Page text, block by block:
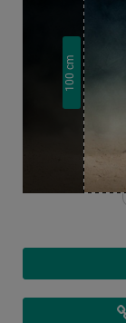
100
cm